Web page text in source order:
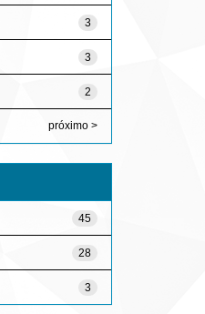
3
3
2
próximo >
45
28
3